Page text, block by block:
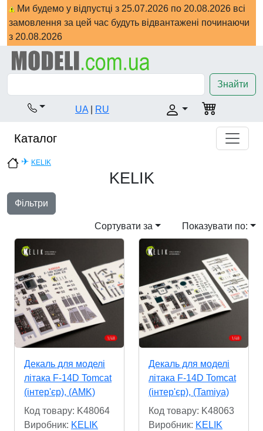
Ми будемо у відпустці з 25.07.2026 по 20.08.2026 всі
замовлення за цей час будуть відвантажені починаючи
з 20.08.2026
Знайти
UA RU
Каталог
✈ KELIK
KELIK
Фільтри
Сортувати за Показувати по:
Декаль для моделі
літака F-14D Tomcat
(інтер'єр), (AMK)
Код товару: K48064
Виробник: KELIK
Декаль для моделі
літака F-14D Tomcat
(інтер'єр), (Tamiya)
Код товару: K48063
Виробник: KELIK